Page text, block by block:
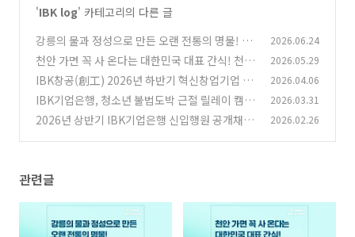
'IBK log' 카테고리의 다른 글
강릉의 물과 정성으로 만든 오랜 전통의 명물! 강
릉초당두부
(0)
2026.06.24
천안 가면 꼭 사 온다는 대한민국 대표 간식! 천안
호두과자 (0)
2026.05.29
IBK창공(創工) 2026년 하반기 혁신창업기업 모
집
(1)
2026.04.06
IBK기업은행, 청소년 불법도박 근절 릴레이 캠페
인 동참
(0)
2026.03.31
2026년 상반기 IBK기업은행 신입행원 공개채용 2026.02.26
관련글